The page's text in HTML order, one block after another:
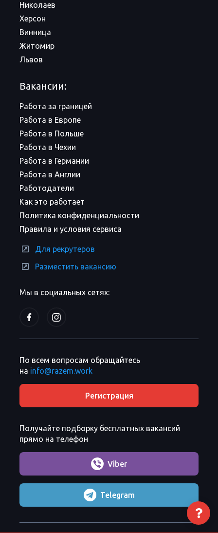
Мы в социальных сетях:
Николаев
Херсон
Винница
Житомир
Львов
Вакансии:
Работа за границей
Работа в Европе
Работа в Польше
Работа в Чехии
Работа в Германии
Работа в Англии
Работодатели
Как это работает
Политика конфиденциальности
Правила и условия сервиса
Для рекрутеров
Разместить вакансию
По всем вопросам обращайтесь
на info@razem.work
Регистрация
Получайте подборку бесплатных вакансий
прямо на телефон
Viber
Telegram